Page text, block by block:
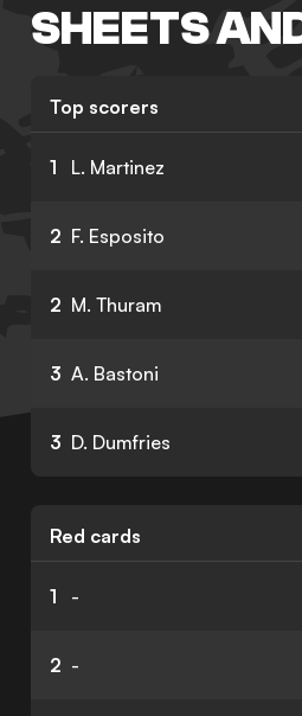
SHEETS
Top scorers
1 L. Martinez
2 F. Esposito
2 M. Thuram
3 A. Bastoni
3 D. Dumfries
Red cards
1 -
2 -